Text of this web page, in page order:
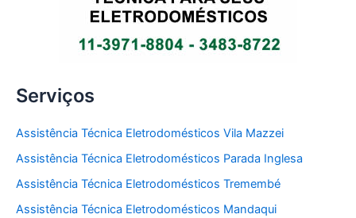
Serviços
Assistência Técnica Eletrodomésticos Vila Mazzei
Assistência Técnica Eletrodomésticos Parada Inglesa
Assistência Técnica Eletrodomésticos Tremembé
Assistência Técnica Eletrodomésticos Mandaqui